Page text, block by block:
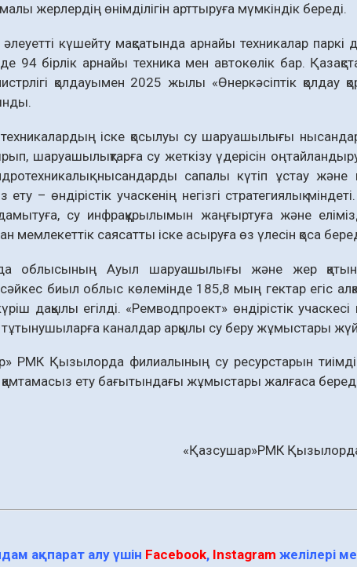
жерлердің өнімділігін арттыруға мүмкіндік береді.
әлеуетті күшейту мақсатында арнайы техникалар
94 бірлік арнайы тех­ника мен автокөлік бар.
қол­дауымен 2025 жылы «Өнеркәсіптік қолдау
іске қосылуы су шаруашылығы
шаруа­­шылықтарға су жеткізу үдерісін
нысандарды сапалы күтіп ұстау
ету – өндірістік учаскенің негізгі стратегиялық
су инфрақұрылымын жаңғыртуға және
мемлекеттік саясатты іске асыруға өз үлесін қоса
облысының Ауыл шаруашылығы және жер
биыл облыс көлемінде 185,8 мың гектар егіс
дақылы егілді. «Ремводпроект» өндірістік
тұтынушыларға каналдар арқылы су беру жұмыстары
РМК Қызылорда филиалының су ресурстарын
қамтамасыз ету бағытындағы жұмыстары жалғаса
«Қазсушар»РМК
ақпарат алу үшін Facebook, Instagram желілері